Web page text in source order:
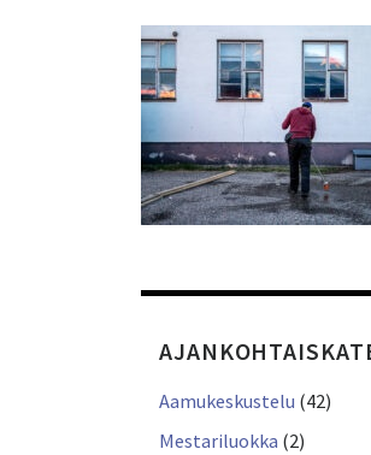
Aamukeskustelu (42)
Mestariluokka (2)